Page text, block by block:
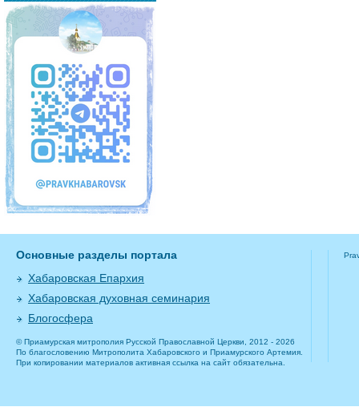
Основные разделы портала
Хабаровская Епархия
Хабаровская духовная семинария
Блогосфера
© Приамурская митрополия Русской Православной Церкви, 2012 - 2026
По благословению Митрополита Хабаровского и Приамурского Артемия.
При копировании материалов активная ссылка на сайт обязательна.